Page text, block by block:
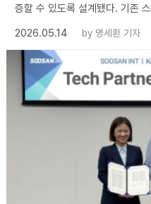
증할 수 있도록 설계됐다. 기존
2026.05.14
by 명세환 기자